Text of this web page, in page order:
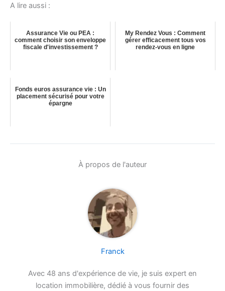
A lire aussi :
Assurance Vie ou PEA :
comment choisir son enveloppe
fiscale d'investissement ?
My Rendez Vous : Comment
gérer efficacement tous vos
rendez-vous en ligne
Fonds euros assurance vie : Un
placement sécurisé pour votre
épargne
À propos de l'auteur
Franck
Avec 48 ans d'expérience de vie, je suis expert en
location immobilière, dédié à vous fournir des